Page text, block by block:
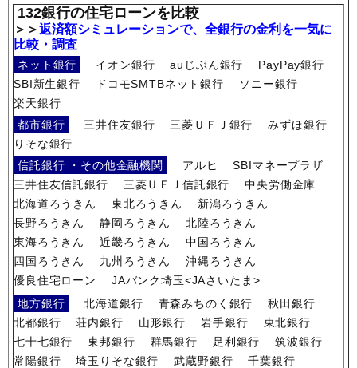
132銀行の住宅ローンを比較
＞＞返済額シミュレーションで、全銀行の金利を一気に
比較・調査
ネット銀行 イオン銀行 auじぶん銀行
PayPay銀行
SBI新生銀行
ドコモSMTBネット銀行
ソニー銀行
楽天銀行
都市銀行
三井住友銀行 三菱ＵＦＪ銀行
みずほ銀行
りそな銀行
信託銀行 ・その他金融機関
アルヒ
SBIマネープラザ
三井住友信託銀行
三菱ＵＦＪ信託銀行
中央労働金庫
北海道ろうきん
東北ろうきん
新潟ろうきん
長野ろうきん
静岡ろうきん
北陸ろうきん
東海ろうきん
近畿ろうきん
中国ろうきん
四国ろうきん
九州ろうきん
沖縄ろうきん
優良住宅ローン
JAバンク埼玉<JAさいたま>
地方銀行
北海道銀行 青森みちのく銀行
秋田銀行
北都銀行
荘内銀行 山形銀行 岩手銀行
東北銀行
七十七銀行
東邦銀行 群馬銀行 足利銀行
筑波銀行
常陽銀行
埼玉りそな銀行 武蔵野銀行
千葉銀行